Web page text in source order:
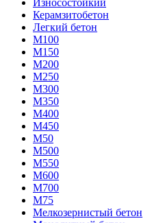
Износостойкий
Керамзитобетон
Легкий бетон
М100
М150
М200
М250
М300
М350
М400
М450
М50
М500
М550
М600
М700
М75
Мелкозернистый бетон